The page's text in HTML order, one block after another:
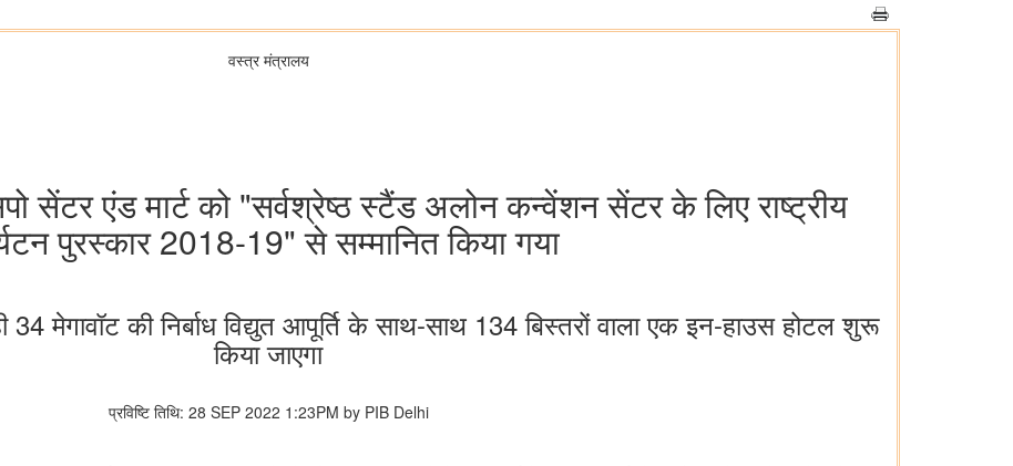
वस्‍त्र मंत्रालय
सेंटर एंड मार्ट को "सर्वश्रेष्ठ स्टैंड अलोन कन्वेंशन सेंटर के लिए राष्ट्रीय
पुरस्कार 2018-19" से सम्मानित किया गया
34 मेगावॉट की निर्बाध विद्युत आपूर्ति के साथ-साथ 134 बिस्तरों वाला एक इन-हाउस होटल शुरू
किया जाएगा
प्रविष्टि तिथि: 28 SEP 2022 1:23PM by PIB Delhi